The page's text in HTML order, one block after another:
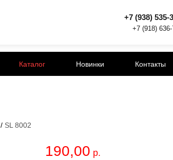
+7 (938) 535-
+7 (918)
Каталог Новинки Контакты
/ SL 8002
190,00 р.